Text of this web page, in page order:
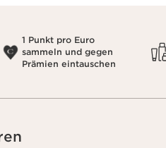
1 Punkt pro Euro
sammeln und gegen
Prämien eintauschen